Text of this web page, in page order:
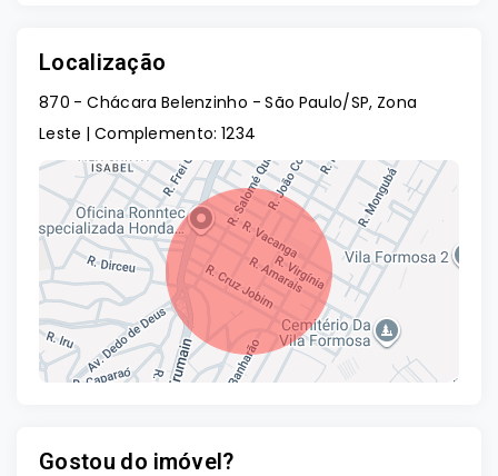
Localização
870 - Chácara Belenzinho - São Paulo/SP, Zona
Leste | Complemento: 1234
Gostou do imóvel?